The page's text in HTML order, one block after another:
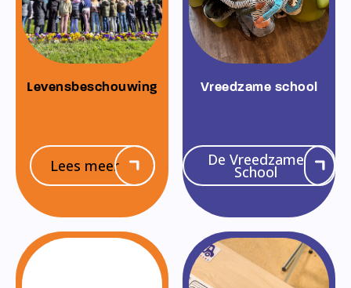
Levensbeschouwing
Lees meer
Vreedzame school
De Vreedzame
School